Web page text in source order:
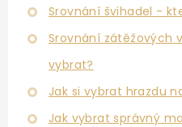
Srovnání švihadel -
Srovnání zátěžových
vybrat?
Jak si vybrat hrazdu
Jak vybrat správný